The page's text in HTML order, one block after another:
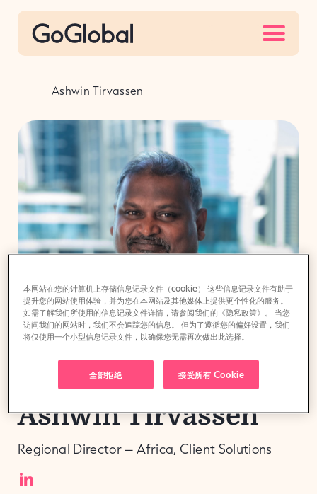
Ashwin Tirvassen
Ashwin Tirvassen
Regional Director – Africa, Client Solutions
本网站在您的计算机上存储信息记录文件（cookie） 这些信息记录文件有助于
提升您的网站使用体验，并为您在本网站及其他媒体上提供更个性化的服务。
如需了解我们所使用的信息记录文件详情，请参阅我们的《隐私政策》。 当您
访问我们的网站时，我们不会追踪您的信息。 但为了遵循您的偏好设置，我们
将仅使用一个小型信息记录文件，以确保您无需再次做出此选择。
全部拒绝 接受所有 Cookie